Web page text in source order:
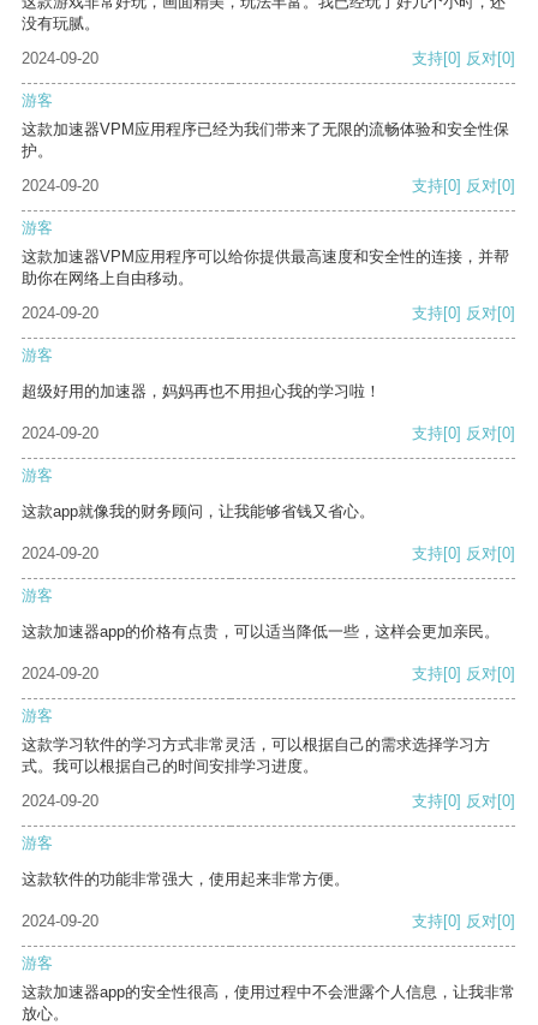
没有玩腻。
2024-09-20
支持[0] 反对[0]
游客
这款加速器VPM应用程序已经为我们带来了无限的流畅体验和安全性保
护。
2024-09-20
支持[0] 反对[0]
游客
这款加速器VPM应用程序可以给你提供最高速度和安全性的连接，并帮
助你在网络上自由移动。
2024-09-20
支持[0] 反对[0]
游客
超级好用的加速器，妈妈再也不用担心我的学习啦！
2024-09-20 支持[0] 反对[0]
游客
这款app就像我的财务顾问，让我能够省钱又省心。
2024-09-20 支持[0] 反对[0]
游客
这款加速器app的价格有点贵，可以适当降低一些，这样会更加亲民。
2024-09-20 支持[0] 反对[0]
游客
这款学习软件的学习方式非常灵活，可以根据自己的需求选择学习方
式。我可以根据自己的时间安排学习进度。
2024-09-20
支持[0] 反对[0]
游客
这款软件的功能非常强大，使用起来非常方便。
2024-09-20 支持[0] 反对[0]
游客
这款加速器app的安全性很高，使用过程中不会泄露个人信息，让我非常
放心。